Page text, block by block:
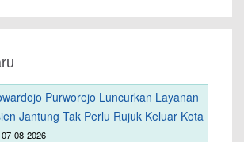
Purworejo Luncurkan Layanan
Jantung Tak Perlu Rujuk Keluar Kota
08-2026